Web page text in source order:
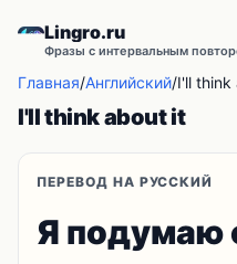
Lingro.ru
Фразы с интервальным
Главная/Английский/I'll think
I'll think about it
ПЕРЕВОД НА РУССКИЙ
Я подумаю